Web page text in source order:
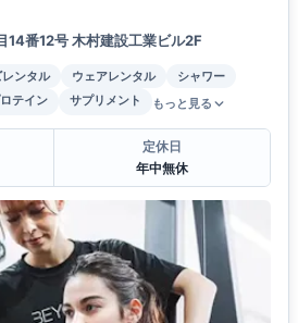
14番12号 木村建設工業ビル2F
ンタル ウェアレンタル
シャワー
テイン サプリメント もっと見る
定休日
年中無休